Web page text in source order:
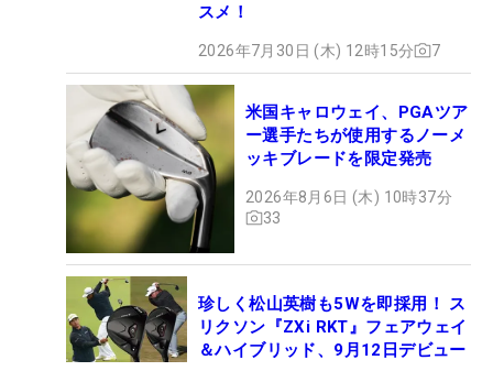
スメ！
2026年7月30日 (木) 12時15分 7
米国キャロウェイ、PGAツア
ー選手たちが使用するノーメ
ッキブレードを限定発売
2026年8月6日 (木) 10時37分
33
珍しく松山英樹も5Wを即採用！ ス
リクソン『ZXi RKT』フェアウェイ
＆ハイブリッド、9月12日デビュー